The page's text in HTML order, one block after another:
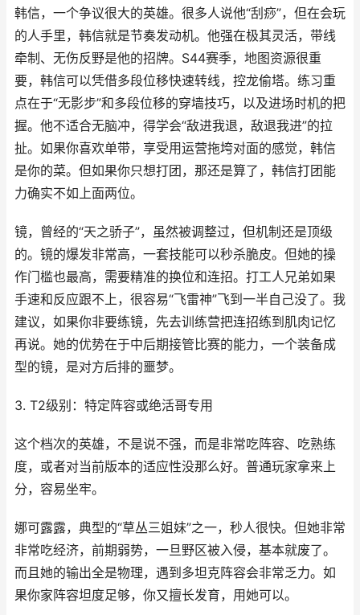
韩信，一个争议很大的英雄。很多人说他“刮痧”，但在会玩
的人手里，韩信就是节奏发动机。他强在极其灵活，带线
牵制、无伤反野是他的招牌。S44赛季，地图资源很重
要，韩信可以凭借多段位移快速转线，控龙偷塔。练习重
点在于“无影步”和多段位移的穿墙技巧，以及进场时机的把
握。他不适合无脑冲，得学会“敌进我退，敌退我进”的拉
扯。如果你喜欢单带，享受用运营拖垮对面的感觉，韩信
是你的菜。但如果你只想打团，那还是算了，韩信打团能
力确实不如上面两位。
镜，曾经的“天之骄子”，虽然被调整过，但机制还是顶级
的。镜的爆发非常高，一套技能可以秒杀脆皮。但她的操
作门槛也最高，需要精准的换位和连招。打工人兄弟如果
手速和反应跟不上，很容易“飞雷神”飞到一半自己没了。我
建议，如果你非要练镜，先去训练营把连招练到肌肉记忆
再说。她的优势在于中后期接管比赛的能力，一个装备成
型的镜，是对方后排的噩梦。
3. T2级别：特定阵容或绝活哥专用
这个档次的英雄，不是说不强，而是非常吃阵容、吃熟练
度，或者对当前版本的适应性没那么好。普通玩家拿来上
分，容易坐牢。
娜可露露，典型的“草丛三姐妹”之一，秒人很快。但她非常
非常吃经济，前期弱势，一旦野区被入侵，基本就废了。
而且她的输出全是物理，遇到多坦克阵容会非常乏力。如
果你家阵容坦度足够，你又擅长发育，用她可以。